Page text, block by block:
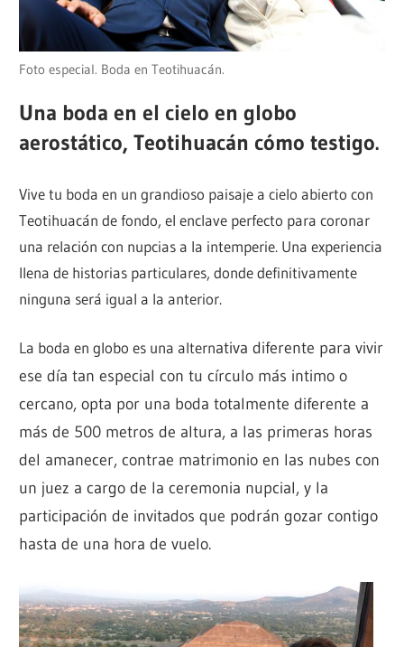
Foto especial. Boda en Teotihuacán.
Una boda en el cielo en globo
aerostático, Teotihuacán cómo testigo.
Vive tu boda en un grandioso paisaje a cielo abierto con
Teotihuacán de fondo, el enclave perfecto para coronar
una relación con nupcias a la intemperie. Una experiencia
llena de historias particulares, donde definitivamente
ninguna será igual a la anterior.
La boda en globo es una alternativa diferente para vivir
ese día tan especial con tu círculo más intimo o
cercano, opta por una boda totalmente diferente a
más de 500 metros de altura, a las primeras horas
del amanecer, contrae matrimonio en las nubes con
un juez a cargo de la ceremonia nupcial, y la
participación de invitados que podrán gozar contigo
hasta de una hora de vuelo.